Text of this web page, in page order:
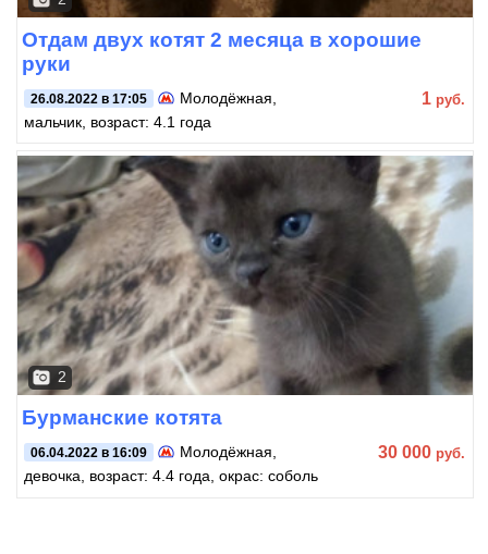
Отдам двух котят 2 месяца в хорошие
руки
26.08.2022 в 17:05 Молодёжная
мальчик, возраст: 4.1 года
1 руб.
2
Бурманские котята
06.04.2022 в 16:09 Молодёжная,
девочка, возраст: 4.4 года, окрас: соболь
30 000 руб.